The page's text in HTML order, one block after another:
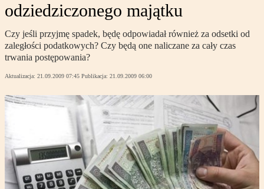
odziedziczonego majątku
Czy jeśli przyjmę spadek, będę odpowiadał również za odsetki od
zaległości podatkowych? Czy będą one naliczane za cały czas
trwania postępowania?
Aktualizacja: 21.09.2009 07:45 Publikacja: 21.09.2009 06:00